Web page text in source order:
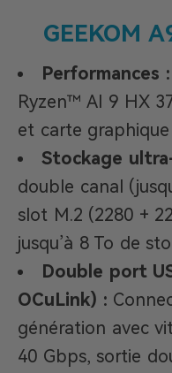
GEEKOM
Performances :
Ryzen™ AI 9 HX
et carte
Stockage
double canal
slot M.2 (2280 +
jusqu’à 8 To de
Double port
OCuLink) :
génération avec
40 Gbps, sortie